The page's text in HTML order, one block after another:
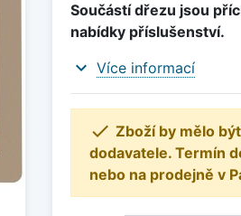
Součástí dřezu jsou
nabídky příslušenství.
expand_more Více informací
 Zboží by mělo
dodavatele. Termín
nebo na prodejně v